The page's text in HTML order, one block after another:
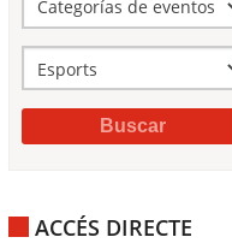
ACCÉS DIRECTE